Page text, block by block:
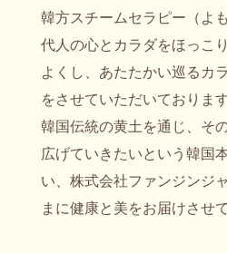
韓方スチームセラピー（よ
代人の心とカラダをほっこ
よくし、あたたかい巡るカ
をさせていただいております
韓国伝統の黄土を通じ、そ
広げていきたいという韓国
い、株式会社ファンジンジ
まに健康と美をお届けさせ